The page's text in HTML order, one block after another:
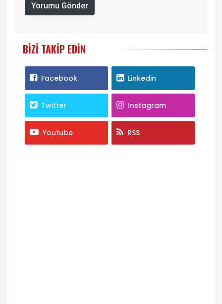
Yorumu Gönder
BIZI TAKIP EDIN
Facebook Linkedin
Twitter Instagram
Youtube RSS